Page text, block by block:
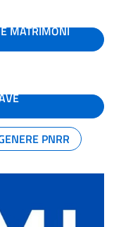
MATRIMONI
PNRR